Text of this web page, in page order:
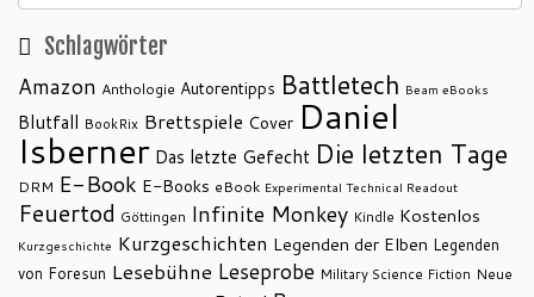
Schlagwörter
Amazon Anthologie Autorentipps Battletech Beam eBooks
Blutfall BookRix Brettspiele Cover Daniel
Isberner Das letzte Gefecht Die letzten Tage
DRM E-Book E-Books eBook Experimental Technical Readout
Feuertod Göttingen Infinite Monkey Kindle Kostenlos
Kurzgeschichte Kurzgeschichten Legenden der Elben Legenden
von Foresun Lesebühne Leseprobe Military Science Fiction Neue